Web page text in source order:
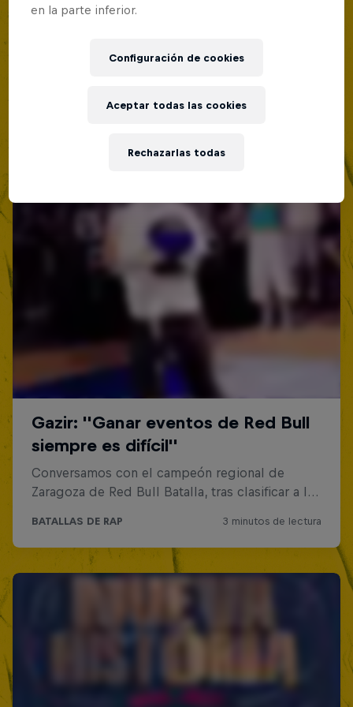
Lima, Peru
20 Años de Rimas
BATALLAS DE RAP
en la parte inferior.
Configuración de cookies
Rechazarlas todas
Aceptar todas las cookies